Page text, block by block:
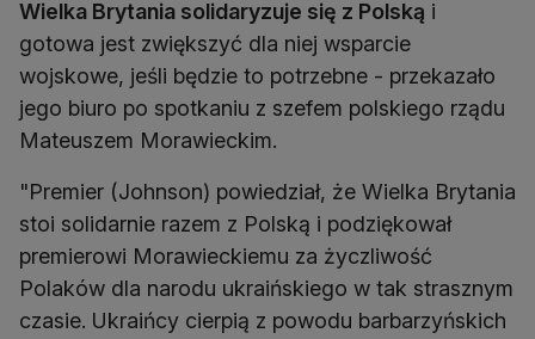
Wielka Brytania solidaryzuje się z Polską i
gotowa jest zwiększyć dla niej wsparcie
wojskowe, jeśli będzie to potrzebne - przekazało
jego biuro po spotkaniu z szefem polskiego rządu
Mateuszem Morawieckim.
"Premier (Johnson) powiedział, że Wielka Brytania
stoi solidarnie razem z Polską i podziękował
premierowi Morawieckiemu za życzliwość
Polaków dla narodu ukraińskiego w tak strasznym
czasie. Ukraińcy cierpią z powodu barbarzyńskich